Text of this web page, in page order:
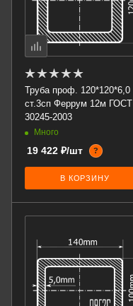
Труба проф. 120*120*6,0
ст.3сп Феррум 12м ГОСТ
30245-2003
Много
19 422 ₽/шт ?
В КОРЗИНУ